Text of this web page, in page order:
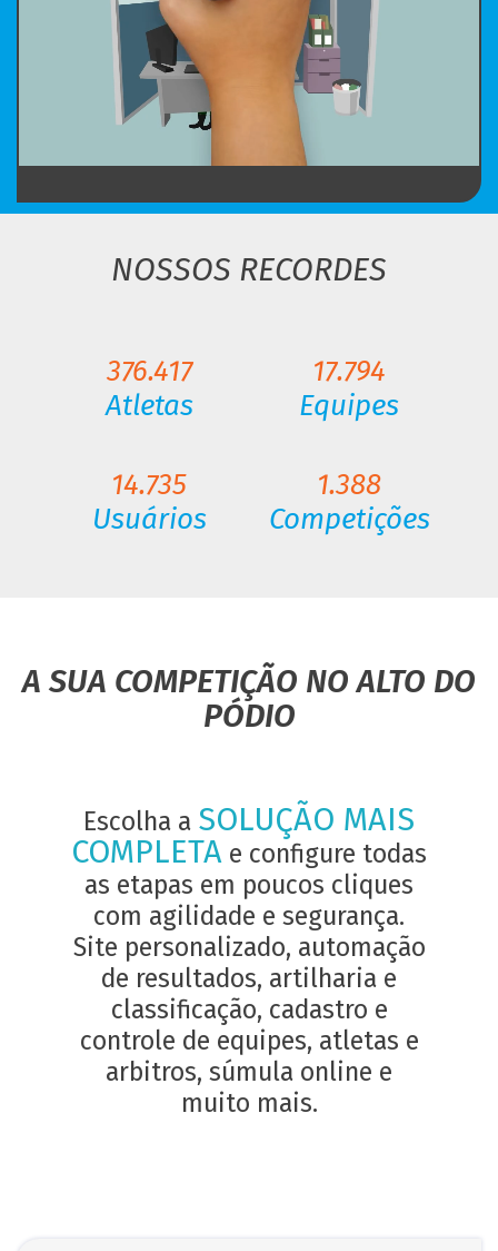
NOSSOS RECORDES
376.417
Atletas
17.794
Equipes
14.735
Usuários
1.388
Competições
A SUA COMPETIÇÃO NO ALTO DO
PÓDIO
Escolha a SOLUÇÃO MAIS
COMPLETA e configure todas
as etapas em poucos cliques
com agilidade e segurança.
Site personalizado, automação
de resultados, artilharia e
classificação, cadastro e
controle de equipes, atletas e
arbitros, súmula online e
muito mais.